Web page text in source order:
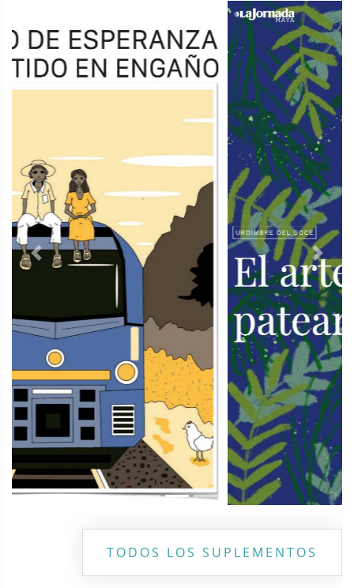
Previous Next
TODOS LOS SUPLEMENTOS